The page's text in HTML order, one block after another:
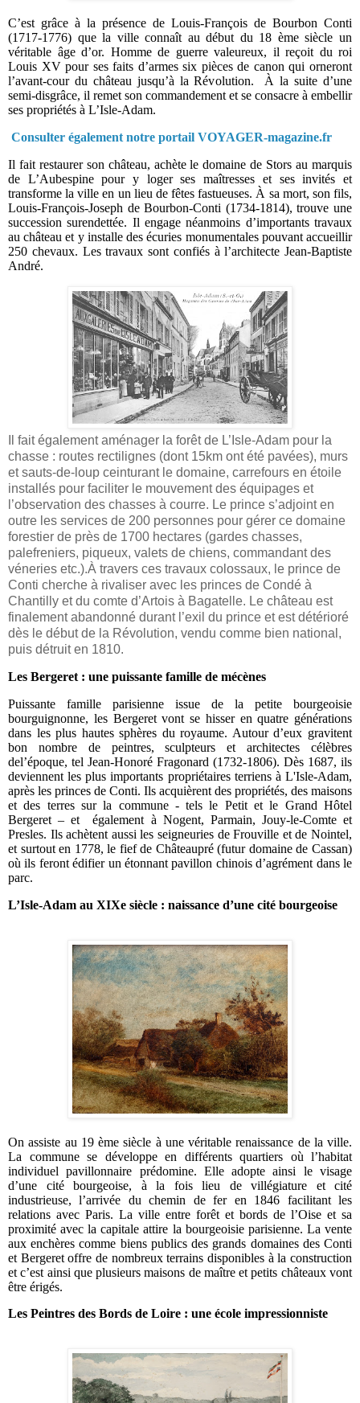
C’est grâce à la présence de Louis-François de Bourbon Conti
(1717-1776) que la ville connaît au début du 18 ème siècle un
véritable âge d’or. Homme de guerre valeureux, il reçoit du roi
Louis XV pour ses faits d’armes six pièces de canon qui orneront
l’avant-cour du château jusqu’à la Révolution.
À la suite d’une
semi-disgrâce, il remet son commandement et se consacre à embellir
ses propriétés à L’Isle-Adam.
Consulter également notre portail VOYAGER-magazine.fr
Il fait restaurer son château, achète le domaine de Stors au marquis
de L’Aubespine pour y loger ses maîtresses et ses invités et
transforme la ville en un lieu de fêtes fastueuses. À sa mort, son fils,
Louis-François-Joseph de Bourbon-Conti (1734-1814), trouve une
succession surendettée. Il engage néanmoins d’importants travaux
au château et y installe des écuries monumentales pouvant accueillir
250 chevaux. Les travaux sont confiés à l’architecte Jean-Baptiste
André.
Il fait également aménager la forêt de L’Isle-Adam pour la
chasse : routes rectilignes (dont 15km ont été pavées), murs
et sauts-de-loup ceinturant le domaine, carrefours en étoile
installés pour faciliter le mouvement des équipages et
l’observation des chasses à courre. Le prince s’adjoint en
outre les services de 200 personnes pour gérer ce domaine
forestier de près de 1700 hectares (gardes chasses,
palefreniers, piqueux, valets de chiens, commandant des
véneries etc.).À travers ces travaux colossaux, le prince de
Conti cherche à rivaliser avec les princes de Condé à
Chantilly et du comte d’Artois à Bagatelle. Le château est
finalement abandonné durant l’exil du prince et est détérioré
dès le début de la Révolution, vendu comme bien national,
puis détruit en 1810.
Les Bergeret : une puissante famille de mécènes
Puissante famille parisienne issue de la petite bourgeoisie
bourguignonne, les Bergeret vont se hisser en quatre générations
dans les plus hautes sphères du royaume. Autour d’eux gravitent
bon nombre de peintres, sculpteurs et architectes célèbres
del’époque, tel Jean-Honoré Fragonard (1732-1806). Dès 1687, ils
deviennent les plus importants propriétaires terriens à L'Isle-Adam,
après les princes de Conti. Ils acquièrent des propriétés, des maisons
et des terres sur la commune - tels le Petit et le Grand Hôtel
Bergeret – et
également à Nogent, Parmain, Jouy-le-Comte et
Presles. Ils achètent aussi les seigneuries de Frouville et de Nointel,
et surtout en 1778, le fief de Châteaupré (futur domaine de Cassan)
où ils feront édifier un étonnant pavillon chinois d’agrément dans le
parc.
L’Isle-Adam au XIXe siècle : naissance d’une cité bourgeoise
On assiste au 19 ème siècle à une véritable renaissance de la ville.
La commune se développe en différents quartiers où l’habitat
individuel pavillonnaire prédomine. Elle adopte ainsi le visage
d’une cité bourgeoise, à la fois lieu de villégiature et cité
industrieuse, l’arrivée du chemin de fer en 1846 facilitant les
relations avec Paris. La ville entre forêt et bords de l’Oise et sa
proximité avec la capitale attire la bourgeoisie parisienne. La vente
aux enchères comme biens publics des grands domaines des Conti
et Bergeret offre de nombreux terrains disponibles à la construction
et c’est ainsi que plusieurs maisons de maître et petits châteaux vont
être érigés.
Les Peintres des Bords de Loire : une école impressionniste